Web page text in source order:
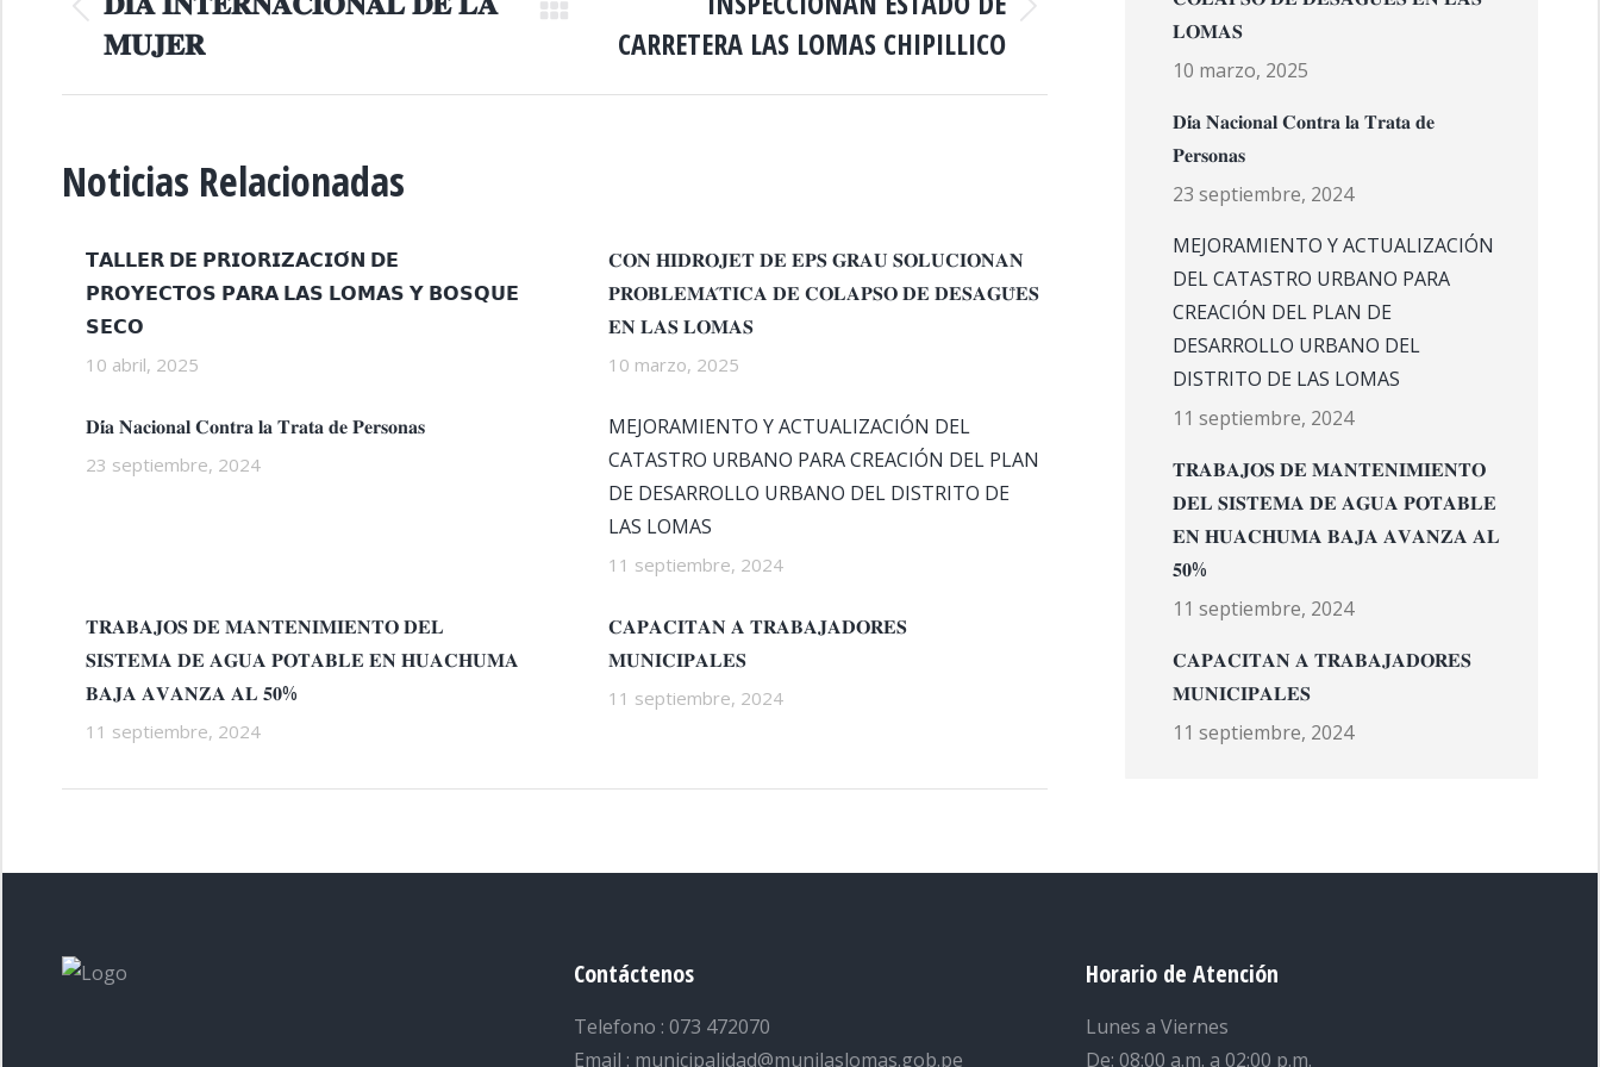
ENTRE
PUBLICACIONES
Publicación
anterior:
𝐌𝐔𝐉𝐄𝐑
siguiente:
CARRETERA LAS LOMAS CHIPILLICO
Noticias Relacionadas
𝗧𝗔𝗟𝗟𝗘𝗥 𝗗𝗘 𝗣𝗥𝗜𝗢𝗥𝗜𝗭𝗔𝗖𝗜𝗢́𝗡 𝗗𝗘
𝗣𝗥𝗢𝗬𝗘𝗖𝗧𝗢𝗦 𝗣𝗔𝗥𝗔 𝗟𝗔𝗦 𝗟𝗢𝗠𝗔𝗦 𝗬 𝗕𝗢𝗦𝗤𝗨𝗘
𝗦𝗘𝗖𝗢
10 abril, 2025
𝐂𝐎𝐍 𝐇𝐈𝐃𝐑𝐎𝐉𝐄𝐓 𝐃𝐄 𝐄𝐏𝐒 𝐆𝐑𝐀𝐔 𝐒𝐎𝐋𝐔𝐂𝐈𝐎𝐍𝐀𝐍
𝐏𝐑𝐎𝐁𝐋𝐄𝐌𝐀́𝐓𝐈𝐂𝐀 𝐃𝐄 𝐂𝐎𝐋𝐀𝐏𝐒𝐎 𝐃𝐄 𝐃𝐄𝐒𝐀𝐆𝐔̈𝐄𝐒
𝐄𝐍 𝐋𝐀𝐒 𝐋𝐎𝐌𝐀𝐒
10 marzo, 2025
𝐃𝐢́𝐚 𝐍𝐚𝐜𝐢𝐨𝐧𝐚𝐥 𝐂𝐨𝐧𝐭𝐫𝐚 𝐥𝐚 𝐓𝐫𝐚𝐭𝐚 𝐝𝐞 𝐏𝐞𝐫𝐬𝐨𝐧𝐚𝐬
23 septiembre, 2024
MEJORAMIENTO Y ACTUALIZACIÓN DEL
CATASTRO URBANO PARA CREACIÓN DEL PLAN
DE DESARROLLO URBANO DEL DISTRITO DE
LAS LOMAS
11 septiembre, 2024
𝐓𝐑𝐀𝐁𝐀𝐉𝐎𝐒 𝐃𝐄 𝐌𝐀𝐍𝐓𝐄𝐍𝐈𝐌𝐈𝐄𝐍𝐓𝐎 𝐃𝐄𝐋
𝐒𝐈𝐒𝐓𝐄𝐌𝐀 𝐃𝐄 𝐀𝐆𝐔𝐀 𝐏𝐎𝐓𝐀𝐁𝐋𝐄 𝐄𝐍 𝐇𝐔𝐀𝐂𝐇𝐔𝐌𝐀
𝐁𝐀𝐉𝐀 𝐀𝐕𝐀𝐍𝐙𝐀 𝐀𝐋 𝟓𝟎%
11 septiembre, 2024
𝐂𝐀𝐏𝐀𝐂𝐈𝐓𝐀𝐍 𝐀 𝐓𝐑𝐀𝐁𝐀𝐉𝐀𝐃𝐎𝐑𝐄𝐒
𝐌𝐔𝐍𝐈𝐂𝐈𝐏𝐀𝐋𝐄𝐒
11 septiembre, 2024
𝐋𝐎𝐌𝐀𝐒
10 marzo, 2025
𝐃𝐢́𝐚 𝐍𝐚𝐜𝐢𝐨𝐧𝐚𝐥 𝐂𝐨𝐧𝐭𝐫𝐚 𝐥𝐚 𝐓𝐫𝐚𝐭𝐚 𝐝𝐞
𝐏𝐞𝐫𝐬𝐨𝐧𝐚𝐬
23 septiembre, 2024
MEJORAMIENTO Y ACTUALIZACIÓN
DEL CATASTRO URBANO PARA
CREACIÓN DEL PLAN DE
DESARROLLO URBANO DEL
DISTRITO DE LAS LOMAS
11 septiembre, 2024
𝐓𝐑𝐀𝐁𝐀𝐉𝐎𝐒 𝐃𝐄 𝐌𝐀𝐍𝐓𝐄𝐍𝐈𝐌𝐈𝐄𝐍𝐓𝐎
𝐃𝐄𝐋 𝐒𝐈𝐒𝐓𝐄𝐌𝐀 𝐃𝐄 𝐀𝐆𝐔𝐀 𝐏𝐎𝐓𝐀𝐁𝐋𝐄
𝐄𝐍 𝐇𝐔𝐀𝐂𝐇𝐔𝐌𝐀 𝐁𝐀𝐉𝐀 𝐀𝐕𝐀𝐍𝐙𝐀 𝐀𝐋
𝟓𝟎%
11 septiembre, 2024
𝐂𝐀𝐏𝐀𝐂𝐈𝐓𝐀𝐍 𝐀 𝐓𝐑𝐀𝐁𝐀𝐉𝐀𝐃𝐎𝐑𝐄𝐒
𝐌𝐔𝐍𝐈𝐂𝐈𝐏𝐀𝐋𝐄𝐒
11 septiembre, 2024
Contáctenos
Telefono : 073 472070
Email : municipalidad@munilaslomas.gob.pe
Horario de Atención
Lunes a Viernes
De: 08:00 a.m. a 02:00 p.m.